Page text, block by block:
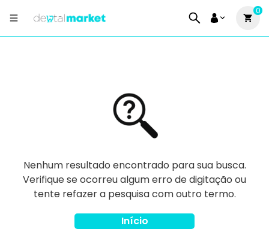
0
Nenhum resultado encontrado para sua busca.
Verifique se ocorreu algum erro de digitação ou
tente refazer a pesquisa com outro termo.
Início